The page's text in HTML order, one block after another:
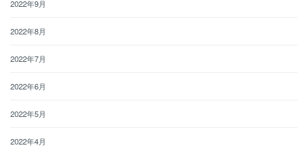
2022年9月
2022年8月
2022年7月
2022年6月
2022年5月
2022年4月